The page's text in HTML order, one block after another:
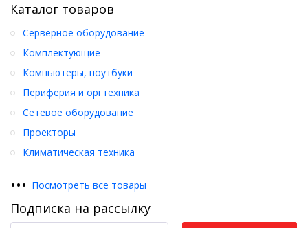
Каталог товаров
Серверное оборудование
Комплектующие
Компьютеры, ноутбуки
Периферия и оргтехника
Сетевое оборудование
Проекторы
Климатическая техника
••• Посмотреть все товары
Подписка на рассылку